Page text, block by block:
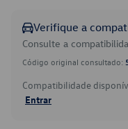
Verifique a
Consulte a
Código original consultado:
Compatibilidade
Entrar